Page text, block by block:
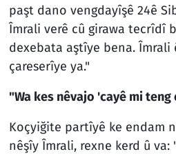
paşt dano vengdayîşê 24ê
Îmrali verê cû girawa tecrîdî
dexebata aştîye bena. Îmrali
çareserîye ya."
"Wa kes nêvajo 'cayê mi teng
Koçyiğite partîyê ke endam
nêşîy Îmrali, rexne kerd û va: